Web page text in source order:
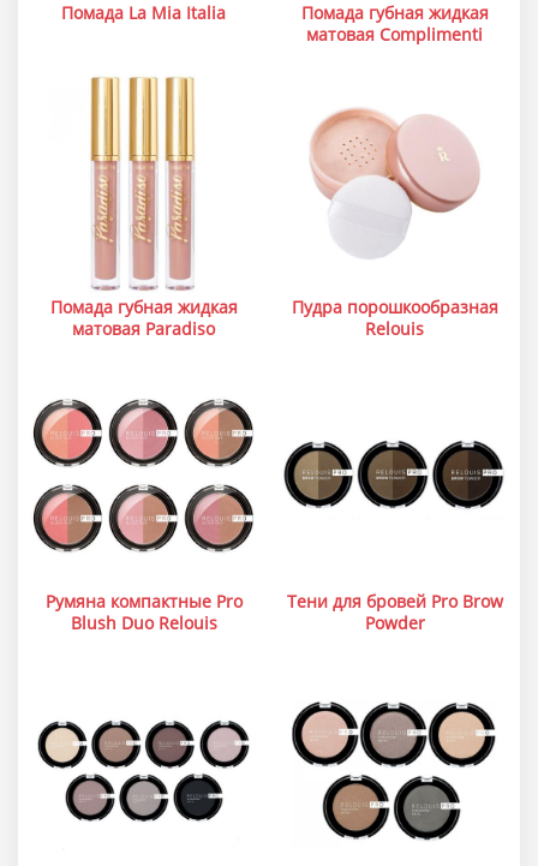
Помада La Mia Italia
Помада губная жидкая
матовая Complimenti
Помада губная жидкая
матовая Paradiso
Пудра порошкообразная
Relouis
Румяна компактные Pro
Blush Duo Relouis
Тени для бровей Pro Brow
Powder